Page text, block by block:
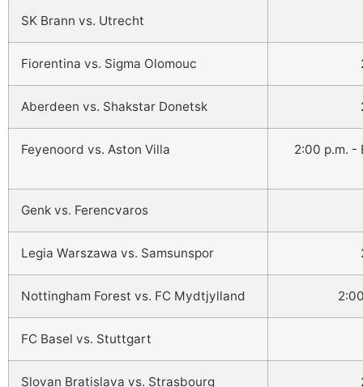
SK Brann vs. Utrecht
Fiorentina vs. Sigma Olomouc
Aberdeen vs. Shakstar Donetsk
Feyenoord vs. Aston Villa 2:00 p.m. -
Genk vs. Ferencvaros
Legia Warszawa vs. Samsunspor
Nottingham Forest vs. FC Mydtjylland
FC Basel vs. Stuttgart
Slovan Bratislava vs. Strasbourg